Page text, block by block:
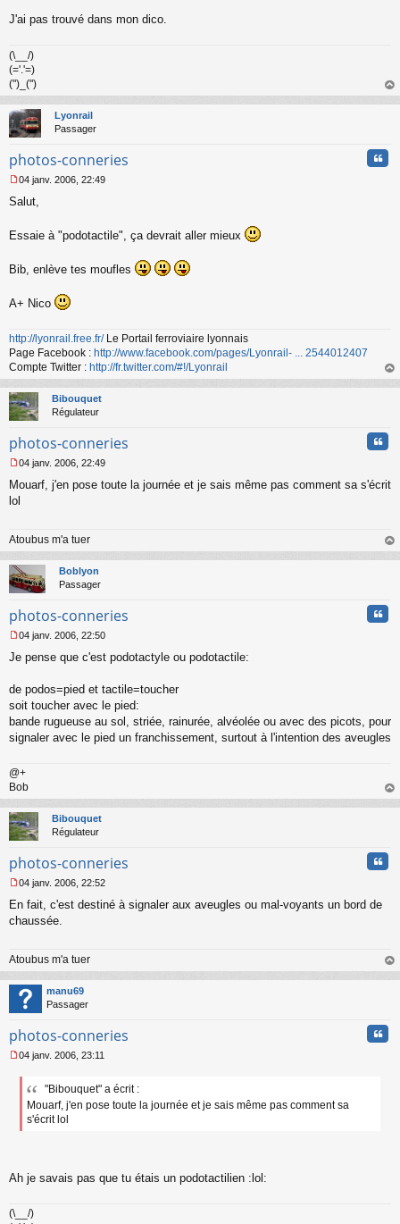
u
J'ai pas trouvé dans mon dico.
(\__/)
(='.'=)
(")_(")
au
Lyonrail
Passager
photos-conneries
e
a
e
n
u
04 janv. 2006, 22:49
Salut,
Essaie à "podotactile", ça devrait aller mieux
Bib, enlève tes moufles
A+ Nico
http://lyonrail.free.fr/Le Portail ferroviaire lyonnais
Page Facebook : http://www.facebook.com/pages/Lyonrail- ... 2544012407
Compte Twitter : http://fr.twitter.com/#!/Lyonrail
au
Bibouquet
Régulateur
photos-conneries
e
s
g
e
n
o
n
u
04 janv. 2006, 22:49
Mouarf, j'en pose toute la journée et je sais même pas comment sa s'écrit
lol
Atoubus m'a tuer
au
Boblyon
Passager
photos-conneries
e
s
a
g
e
n
u
04 janv. 2006, 22:50
Je pense que c'est podotactyle ou podotactile:
de podos=pied et tactile=toucher
soit toucher avec le pied:
bande rugueuse au sol, striée, rainurée, alvéolée ou avec des picots, pour
signaler avec le pied un franchissement, surtout à l'intention des aveugles
@+
Bob
au
Bibouquet
Régulateur
photos-conneries
e
s
g
e
n
o
n
u
04 janv. 2006, 22:52
En fait, c'est destiné à signaler aux aveugles ou mal-voyants un bord de
chaussée.
Atoubus m'a tuer
au
manu69
Passager
photos-conneries
e
g
n
04 janv. 2006, 23:11
"Bibouquet" a écrit :
Mouarf, j'en pose toute la journée et je sais même pas comment sa
s'écrit lol
Ah je savais pas que tu étais un podotactilien :lol:
(\__/)